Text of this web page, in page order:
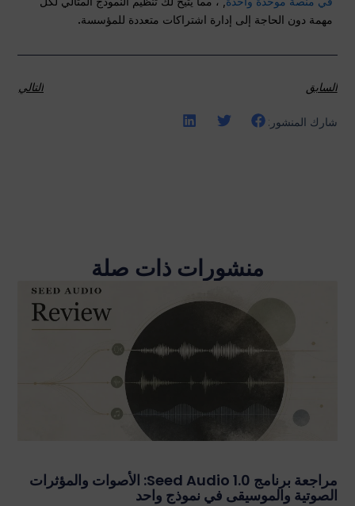
مهمة دون الحاجة إلى إدارة اشتراكات متعددة للمؤسسة.
السابق التالي
شارك المنشور:
منشورات ذات صلة
مراجعة برنامج Seed Audio 1.0: الأصوات والمؤثرات
الصوتية والموسيقى في نموذج واحد